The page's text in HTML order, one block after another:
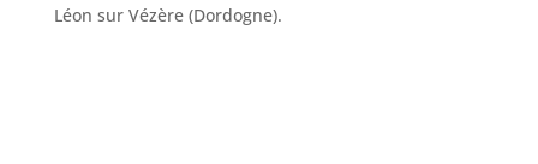
Léon sur Vézère (Dordogne).